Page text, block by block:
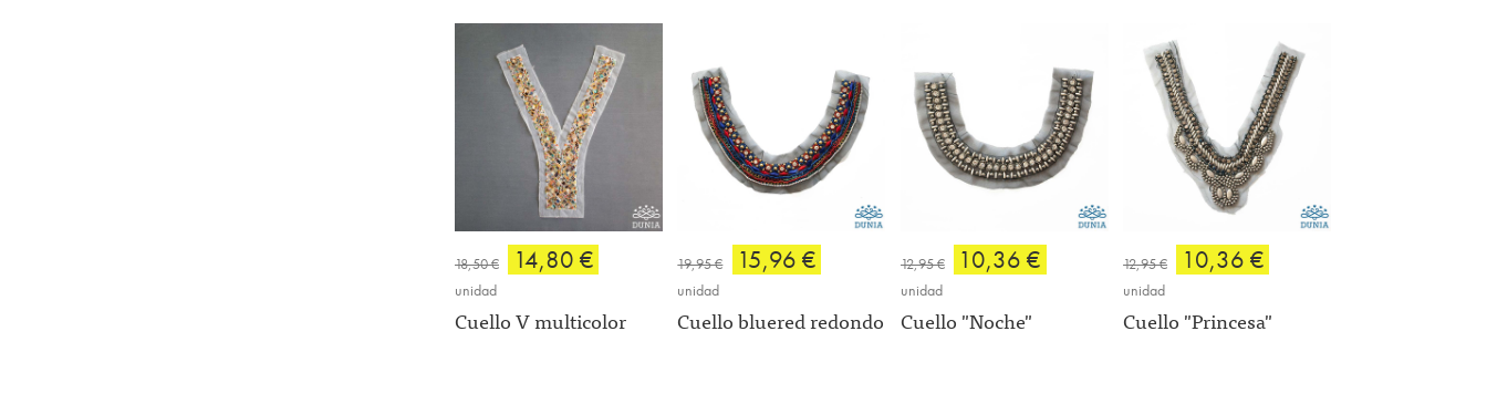
18,50 € 14,80 €
unidad
Cuello V multicolor
19,95 € 15,96 €
unidad
Cuello bluered redondo
12,95 € 10,36 €
unidad
Cuello "Noche"
12,95 € 10,36 €
unidad
Cuello "Princesa"